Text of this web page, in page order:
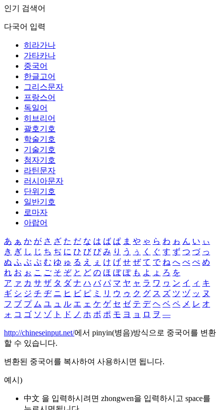
인기 검색어
다국어 입력
히라가나
가타카나
중국어
한글고어
그리스문자
프랑스어
독일어
히브리어
괄호기호
학술기호
기술기호
첨자기호
라틴문자
러시아문자
단위기호
일반기호
로마자
아랍어
あ ぁ か が さ ざ た だ な は ば ぱ ま や ゃ ら わ ゎ ん い ぃ
き ぎ し じ ち ぢ に ひ び ぴ み り う ぅ く ぐ す ず つ づ っ
ぬ ふ ぶ ぷ む ゆ ゅ る え ぇ け げ せ ぜ て で ね へ べ ぺ め
れ お ぉ こ ご そ ぞ と ど の ほ ぼ ぽ も よ ょ ろ を
ア ァ カ サ ザ タ ダ ナ ハ バ パ マ ヤ ャ ラ ワ ヮ ン イ ィ キ
ギ シ ジ チ ヂ ニ ヒ ビ ピ ミ リ ウ ゥ ク グ ス ズ ツ ヅ ッ ヌ
フ ブ プ ム ユ ュ ル エ ェ ケ ゲ セ ゼ テ デ ヘ ベ ペ メ レ オ
ォ コ ゴ ソ ゾ ト ド ノ ホ ボ ポ モ ヨ ョ ロ ヲ ―
http://chineseinput.net/에서 pinyin(병음)방식으로 중국어를 변환
할 수 있습니다.
변환된 중국어를 복사하여 사용하시면 됩니다.
예시)
中文 을 입력하시려면 zhongwen을 입력하시고 space를